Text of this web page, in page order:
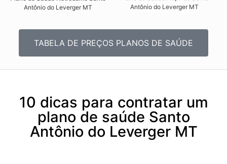
Antônio do Leverger MT​
Antônio do Leverger MT​
TABELA DE PREÇOS PLANOS DE SAÚDE
10 dicas para contratar um
plano de saúde Santo
Antônio do Leverger MT